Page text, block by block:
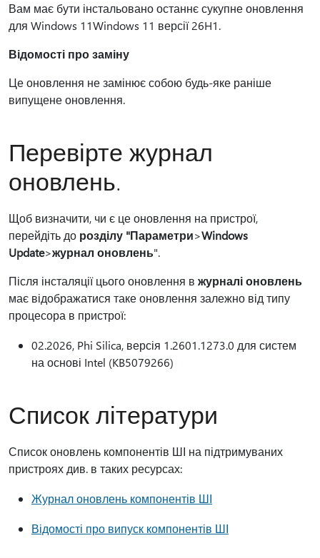
Вам має бути інстальовано останнє сукупне оновлення
для Windows 11Windows 11 версії 26H1.
Відомості про заміну
Це оновлення не замінює собою будь-яке раніше
випущене оновлення.
Перевірте журнал
оновлень.
Щоб визначити, чи є це оновлення на пристрої,
перейдіть до розділу "Параметри>Windows
Update>журнал оновлень".
Після інсталяції цього оновлення в журналі оновлень
має відображатися таке оновлення залежно від типу
процесора в пристрої:
02.2026, Phi Silica, версія 1.2601.1273.0 для систем
на основі Intel (KB5079266)
Список літератури
Список оновлень компонентів ШІ на підтримуваних
пристроях див. в таких ресурсах:
Журнал оновлень компонентів ШІ
Відомості про випуск компонентів ШІ